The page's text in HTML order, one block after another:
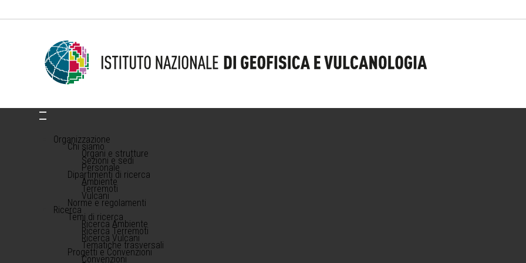
Organizzazione
Chi siamo
Organi e strutture
Sezioni e sedi
Personale
Dipartimenti di ricerca
Ambiente
Terremoti
Vulcani
Norme e regolamenti
Ricerca
Temi di ricerca
Ricerca Ambiente
Ricerca Terremoti
Ricerca Vulcani
Tematiche trasversali
Progetti e Convenzioni
Convenzioni